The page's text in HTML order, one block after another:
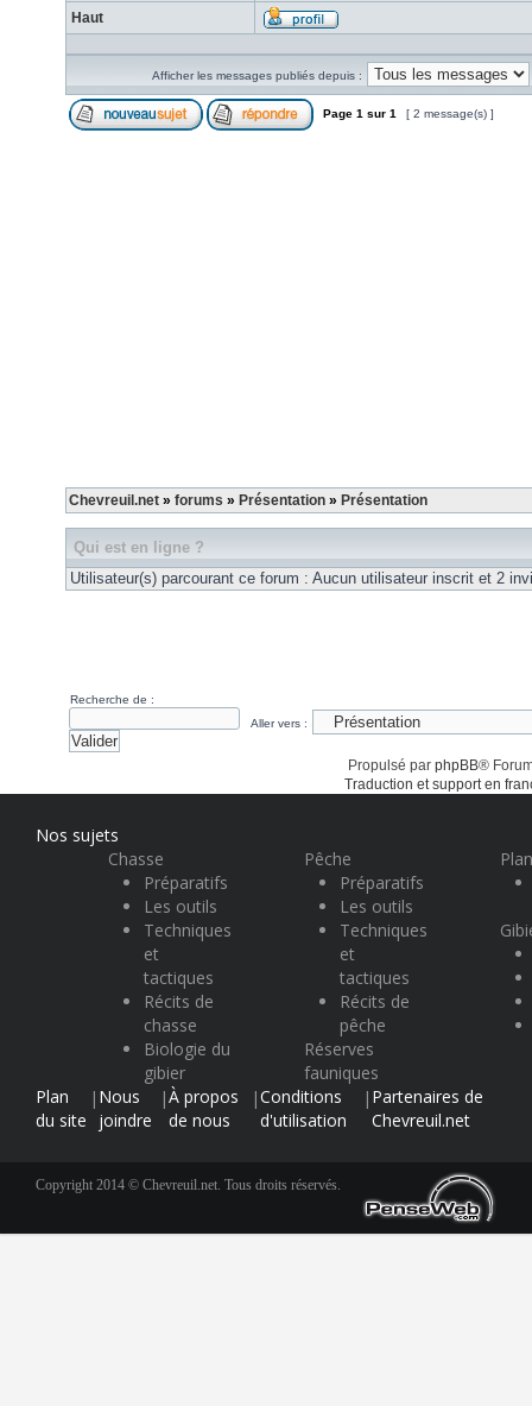
Haut
Afficher les messages publiés depuis :
Page 1 sur 1 [ 2 message(s) ]
Chevreuil.net » forums » Présentation » Présentation
Qui est en ligne ?
Utilisateur(s) parcourant ce forum : Aucun utilisateur inscrit et 2
Recherche de :
Aller vers :
Propulsé par phpBB®
Traduction et support en
Nos sujets
Chasse
Préparatifs
Les outils
Techniques
et
tactiques
Récits de
chasse
Biologie du
gibier
Pêche
Préparatifs
Les outils
Techniques
et
tactiques
Récits de
pêche
Réserves
fauniques
Plan
du site
| Nous
joindre
|À propos
de nous
|Conditions
d'utilisation
| Partenaires de
Chevreuil.net
Copyright 2014 © Chevreuil.net. Tous droits réservés.